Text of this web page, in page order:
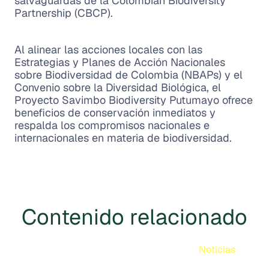
Partnership (CBCP).
Al alinear las acciones locales con las
Estrategias y Planes de Acción Nacionales
sobre Biodiversidad de Colombia (NBAPs) y el
Convenio sobre la Diversidad Biológica, el
Proyecto Savimbo Biodiversity Putumayo ofrece
beneficios de conservación inmediatos y
respalda los compromisos nacionales e
internacionales en materia de biodiversidad.
Contenido relacionado
Noticias